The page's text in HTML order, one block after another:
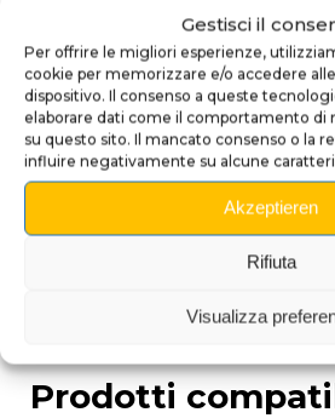
Gestisci il
Per offrire le migliori esperienze,
cookie per memorizzare e/o accedere
dispositivo. Il consenso a queste
elaborare dati come il comportamento di
su questo sito. Il mancato consenso o la
influire negativamente su alcune
Akzeptieren
Rifiuta
Visualizza
Qualità artigianale che rende
Nota : Essendo un prodotto
possono variare leggermente,
Palline un pezzo unico.
Trasforma il tuo flipper The
Lancia-Palline 3D mozzafiato e
potere della famiglia a parlare.
Prodotti